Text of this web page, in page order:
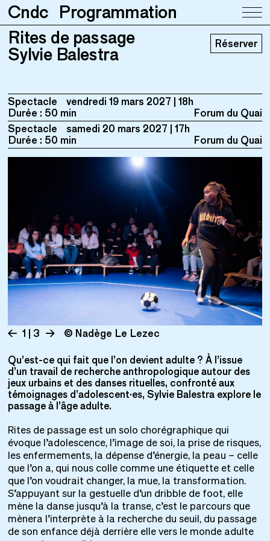
Cndc Programmation
Rites de passage
Sylvie Balestra
Rites de passage
Sylvie Balestra
Réserver
Spectacle vendredi 19 mars 2027
18h
Durée : 50 min
Forum du Quai
Spectacle
samedi 20 mars 2027
17h
Durée : 50 min
Forum du Quai
1 | 3 © Nadège Le Lezec
Qu’est-ce qui fait que l’on devient adulte ? À l’issue
d’un travail de recherche anthropologique autour des
jeux urbains et des danses rituelles, confronté aux
témoignages d’adolescent·es, Sylvie Balestra explore le
passage à l’âge adulte.
Rites de passage est un solo chorégraphique qui
évoque l’adolescence, l’image de soi, la prise de risques,
les enfermements, la dépense d’énergie, la peau – celle
que l’on a, qui nous colle comme une étiquette et celle
que l’on voudrait changer, la mue, la transformation.
S’appuyant sur la gestuelle d’un dribble de foot, elle
mène la danse jusqu’à la transe, c’est le parcours que
mènera l’interprète à la recherche du seuil, du passage
de son enfance déjà derrière elle vers le monde adulte